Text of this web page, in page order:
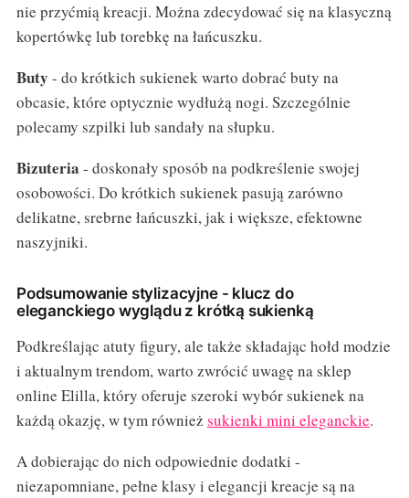
nie przyćmią kreacji. Można zdecydować się na klasyczną
kopertówkę lub torebkę na łańcuszku.
Buty - do krótkich sukienek warto dobrać buty na
obcasie, które optycznie wydłużą nogi. Szczególnie
polecamy szpilki lub sandały na słupku.
Bizuteria - doskonały sposób na podkreślenie swojej
osobowości. Do krótkich sukienek pasują zarówno
delikatne, srebrne łańcuszki, jak i większe, efektowne
naszyjniki.
Podsumowanie stylizacyjne - klucz do
eleganckiego wyglądu z krótką sukienką
Podkreślając atuty figury, ale także składając hołd modzie
i aktualnym trendom, warto zwrócić uwagę na sklep
online Elilla, który oferuje szeroki wybór sukienek na
każdą okazję, w tym również sukienki mini eleganckie.
A dobierając do nich odpowiednie dodatki -
niezapomniane, pełne klasy i elegancji kreacje są na